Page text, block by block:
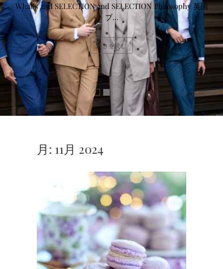
What’s 2nd SELECTION 2nd SELECTION Philosophy 英国
ブ…
続きを読む
月: 11月 2024